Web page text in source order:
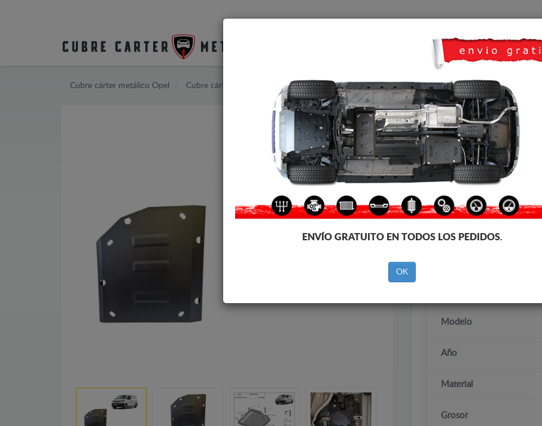
TRANSPORTE FEEDBACK
Cubre cárter metálico Opel Cubre cárter metálico Opel Vivaro
PROTECTOR DEL DEPOSITO
Código de producto: 98.035
179
IVA incl.
Modelo
Año
Material
Grosor
ENVÍO GRATUITO EN TODOS LOS PEDIDOS.
OK